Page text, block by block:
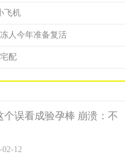
售，独家开箱体验。
你抚摸它，aibo会相当开心，
伸长脖子非常享受。由于目
要下指令得要喊英文或日文，
飞机
人今年准备复活
配
个误看成验孕棒 崩溃：不
02-12